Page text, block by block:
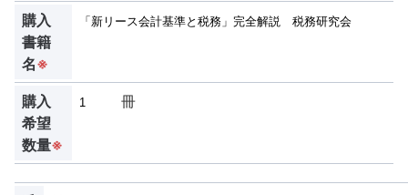
購入
書籍
名※
購入
希望
数量※
冊